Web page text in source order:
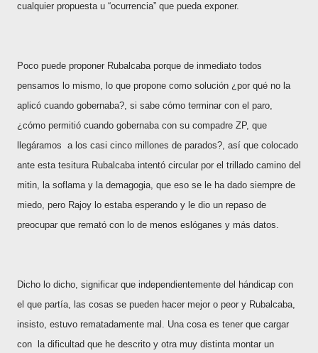
cualquier propuesta u “ocurrencia” que pueda exponer.
Poco puede proponer Rubalcaba porque de inmediato todos
pensamos lo mismo, lo que propone como solución ¿por qué no la
aplicó cuando gobernaba?, si sabe cómo terminar con el paro,
¿cómo permitió cuando gobernaba con su compadre ZP, que
llegáramos a los casi cinco millones de parados?, así que colocado
ante esta tesituraRubalcaba intentó circular por el trillado camino del
mitin, la soflama y la demagogia, que eso se le ha dado siempre de
miedo, pero Rajoy lo estaba esperando y le dio un repaso de
preocupar que remató con lo de menos eslóganes y más datos.
Dicho lo dicho, significar que independientemente del hándicap con
el que partía, las cosas se pueden hacer mejor o peor y Rubalcaba,
insisto, estuvo rematadamente mal. Una cosa es tener que cargar
con la dificultad que he descrito y otra muy distinta montar un